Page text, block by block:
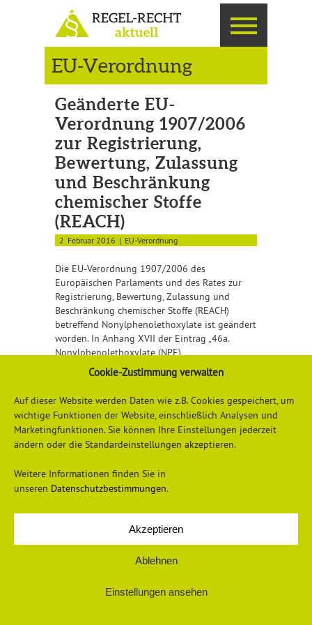
Cookie-Zustimmung verwalten
Auf dieser Website werden Daten wie z.B. Cookies gespeichert, um
wichtige Funktionen der Website, einschließlich Analysen und
Marketingfunktionen. Sie können Ihre Einstellungen jederzeit
ändern oder die Standardeinstellungen akzeptieren.
Weitere Informationen finden Sie in
unseren Datenschutzbestimmungen.
Akzeptieren
Ablehnen
Einstellungen ansehen
EU-Verordnung
Geänderte EU-
Verordnung 1907/2006
zur Registrierung,
Bewertung, Zulassung
und Beschränkung
chemischer Stoffe
(REACH)
2. Februar 2016 EU-Verordnung
Die EU-Verordnung 1907/2006 des
Europäischen Parlaments und des Rates zur
Registrierung, Bewertung, Zulassung und
Beschränkung chemischer Stoffe (REACH)
betreffend Nonylphenolethoxylate ist geändert
worden. In Anhang XVII der Eintrag „46a.
Nonylphenolethoxylate (NPE)
(C2H4O)nC15H24O“ eingefügt. Detaillierte
hier
Datenschutzerklärung Impressum
© 2026 Universum Verlag